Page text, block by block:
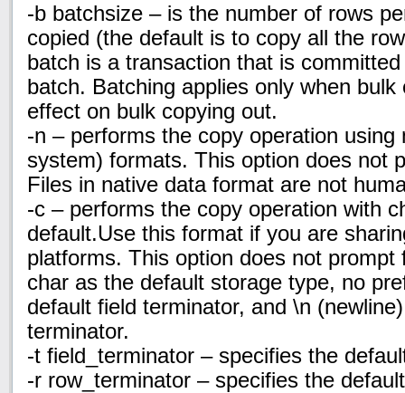
-b batchsize – is the number of rows
copied (the default is to copy all the
batch is a transaction that is
batch. Batching applies only when
effect on bulk copying out.
-n – performs the copy operation using
system) formats. This option does not
Files in native data format are not
-c – performs the copy operation with
default.Use this format if you are
platforms. This option does not prompt
char as the default storage type, no
default field terminator, and \n
terminator.
-t field_terminator – specifies the
-r row_terminator – specifies the